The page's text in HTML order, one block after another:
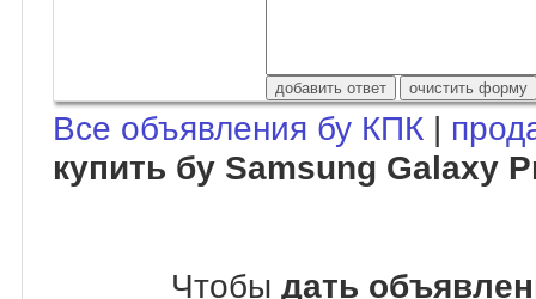
Все объявления бу КПК |
купить бу Samsung Galaxy
Чтобы дать